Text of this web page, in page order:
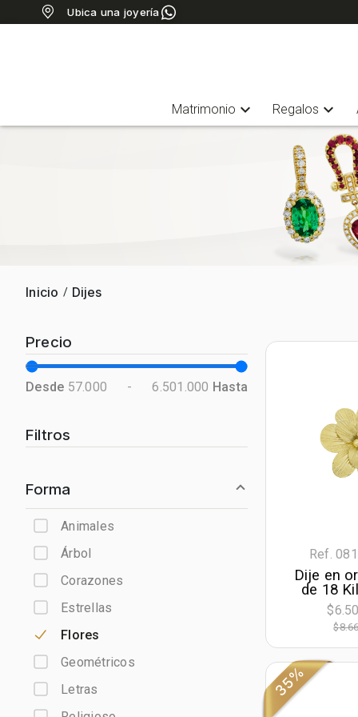
Ubica una joyería
Matrimonio expand_more Regalos expand_more
Inicio / Dijes
Precio
Desde 57.000 - 6.501.000 Hasta
Filtros
Forma
Animales
Árbol
Corazones
Estrellas
Flores
Geométricos
Letras
Ref.
Dije en
de 18
visos
35%